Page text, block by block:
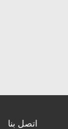
اتصل بنا